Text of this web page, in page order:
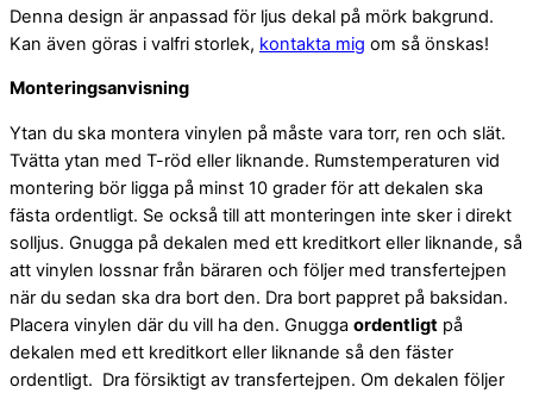
Denna design är anpassad för ljus dekal på mörk bakgrund.
Kan även göras i valfri storlek, kontakta mig om så önskas!
Monteringsanvisning
Ytan du ska montera vinylen på måste vara torr, ren och slät.
Tvätta ytan med T-röd eller liknande. Rumstemperaturen vid
montering bör ligga på minst 10 grader för att dekalen ska
fästa ordentligt. Se också till att monteringen inte sker i direkt
solljus. Gnugga på dekalen med ett kreditkort eller liknande, så
att vinylen lossnar från bäraren och följer med transfertejpen
när du sedan ska dra bort den. Dra bort pappret på baksidan.
Placera vinylen där du vill ha den. Gnugga ordentligt på
dekalen med ett kreditkort eller liknande så den fäster
ordentligt. Dra försiktigt av transfertejpen. Om dekalen följer